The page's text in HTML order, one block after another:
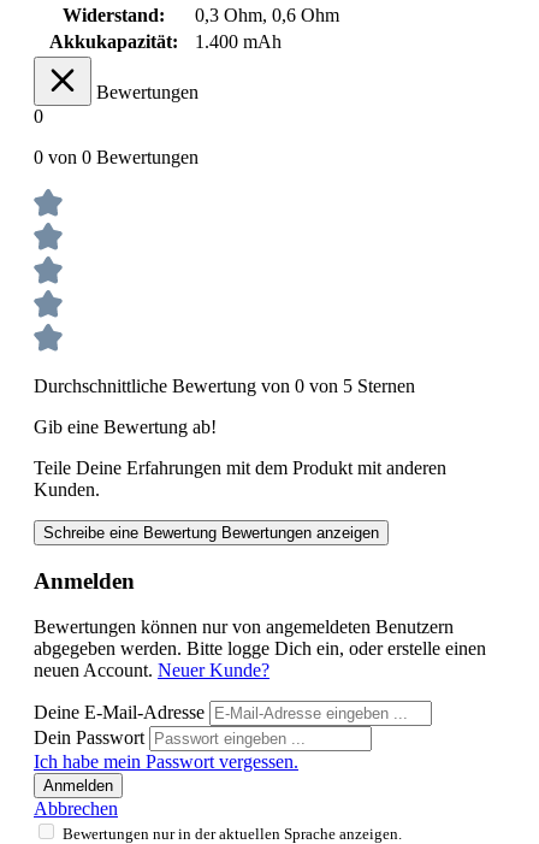
Widerstand:
0,3 Ohm, 0,6 Ohm
Akkukapazität:
1.400 mAh
Bewertungen
0
0 von 0 Bewertungen
Durchschnittliche Bewertung von 0 von 5 Sternen
Gib eine Bewertung ab!
Teile Deine Erfahrungen mit dem Produkt mit anderen
Kunden.
Schreibe eine Bewertung Bewertungen anzeigen
Anmelden
Bewertungen können nur von angemeldeten Benutzern
abgegeben werden. Bitte logge Dich ein, oder erstelle einen
neuen Account. Neuer Kunde?
Deine E-Mail-Adresse
Dein Passwort
Ich habe mein Passwort vergessen.
Anmelden
Abbrechen
Bewertungen nur in der aktuellen Sprache anzeigen.